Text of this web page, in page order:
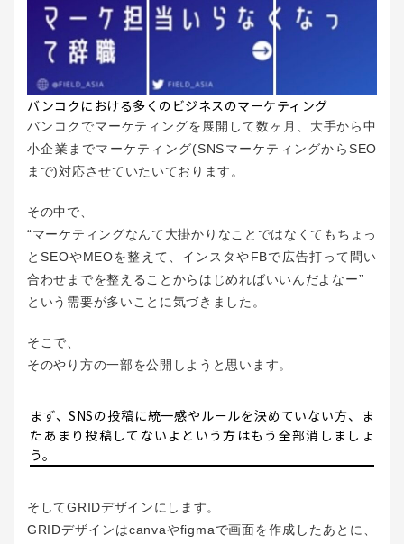
バンコクにおける多くのビジネスのマーケティング
バンコクでマーケティングを展開して数ヶ月、大手から中
小企業までマーケティング(SNSマーケティングからSEO
まで)対応させていたいております。
その中で、
“マーケティングなんて大掛かりなことではなくてもちょっ
とSEOやMEOを整えて、インスタやFBで広告打って問い
合わせまでを整えることからはじめればいいんだよなー”
という需要が多いことに気づきました。
そこで、
そのやり方の一部を公開しようと思います。
まず、SNSの投稿に統一感やルールを決めていない方、ま
たあまり投稿してないよという方はもう全部消しましょ
う。
そしてGRIDデザインにします。
GRIDデザインはcanvaやfigmaで画面を作成したあとに、